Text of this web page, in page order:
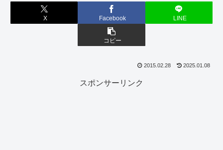
X Facebook LINE
コピー
2015.02.28 2025.01.08
スポンサーリンク